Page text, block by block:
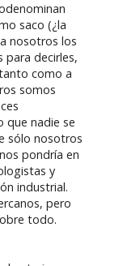
saco (¿la
nosotros los
para decirles,
como a
somos
que nadie se
sólo nosotros
pondría en
y
industrial.
pero
todo.